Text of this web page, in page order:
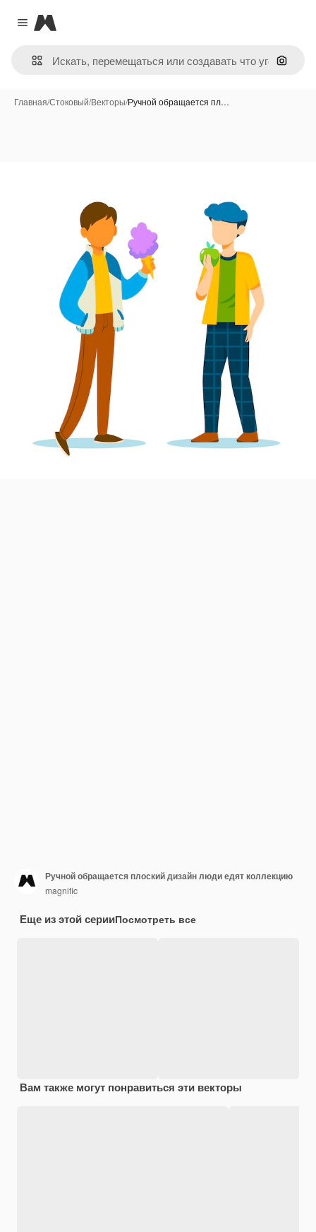
Close menu
Magnific
Поиск
Главная/Стоковый/Векторы/Ручной обращается пл…
Ручной обращается плоский дизайн люди едят коллекцию
magnific
Еще из этой серииПосмотреть все
Вам также могут понравиться эти векторы